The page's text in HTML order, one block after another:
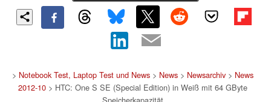
> Notebook Test, Laptop Test und News> News> Newsarchiv> News
2012-10> HTC: One S SE (Special Edition) in Weiß mit 64 GByte